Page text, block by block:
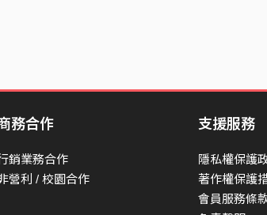
琴 Violin II｜林芷安 Joanne
Cello｜張紫媚 Mei Chang
Vocal｜蕭晏博 Alan Hsiao
寫 Backing Vocal Arrangements | 蕭晏博
你 收拾這回憶
務合作
銷業務合作
營利 / 校園合作
支援服務
隱私權保護
著作權保護
會員服務條